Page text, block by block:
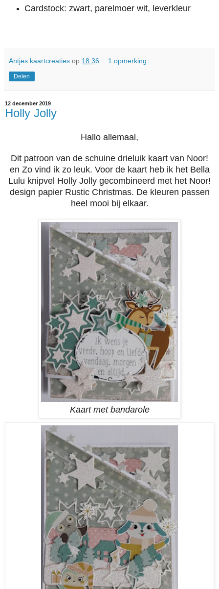
Cardstock: zwart, parelmoer wit, leverkleur
Antjes kaartcreaties op 18:36 1 opmerking:
Delen
12 december 2019
Holly Jolly
Hallo allemaal,
Dit patroon van de schuine drieluik kaart van Noor!
en Zo vind ik zo leuk. Voor de kaart heb ik het Bella
Lulu knipvel Holly Jolly gecombineerd met het Noor!
design papier Rustic Christmas. De kleuren passen
heel mooi bij elkaar.
Kaart met bandarole